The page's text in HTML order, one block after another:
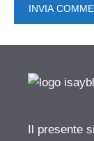
Il presente